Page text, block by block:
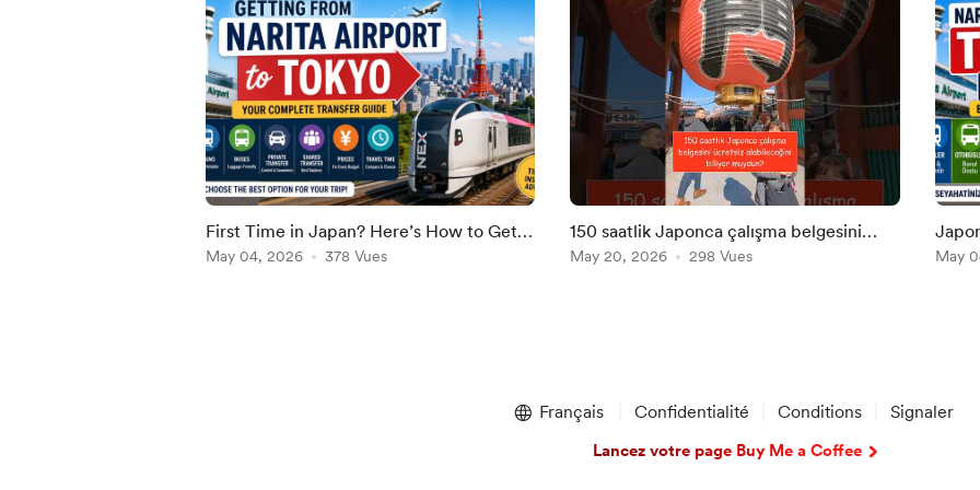
First Time in Japan? Here’s How to Get
from Narita Airport to Tokyo (2026
May 04, 2026 378 Vues
150 saatlik Japonca çalışma belgesini
ücretsiz alabileceğini biliyor musun?
May 20, 2026 298 Vues May
Français Confidentialité Conditions Signaler
Lancez votre page Buy Me a Coffee